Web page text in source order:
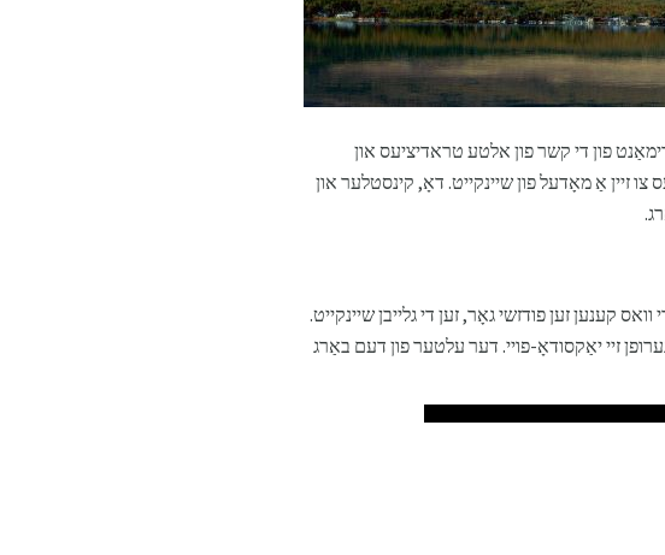
פון די קשר פון אלטע טראדיציעס און
זיין אַ מאָדעל פון שיינקייט. דאָ, קינסטלער און
די וואלקנס, אַזוי די וואס קענען זען פודזשי גאָר, זען די גלייבן שיינקייט.
זיי יאַקסודאָ-פויי. דער עלטער פון דעם באַרג